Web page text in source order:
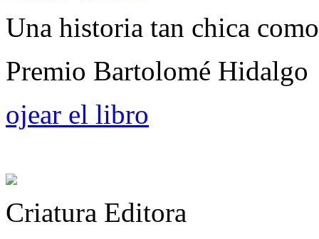
Una historia tan chica
Premio Bartolomé Hidalgo
ojear el libro
Criatura Editora